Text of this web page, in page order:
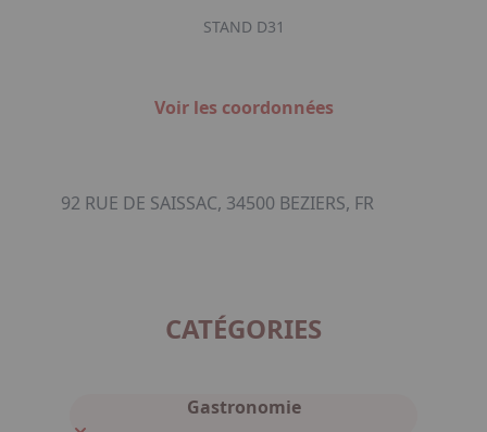
STAND D31
Voir les coordonnées
92 RUE DE SAISSAC, 34500 BEZIERS, FR
CATÉGORIES
Gastronomie